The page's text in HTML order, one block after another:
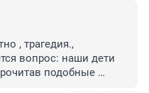
, трагедия.,
вопрос: наши дети
подобные